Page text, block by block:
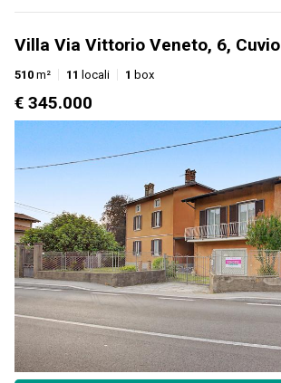
Villa Via Vittorio Veneto, 6, Cuvio
510 m² 11 locali 1 box
€ 345.000